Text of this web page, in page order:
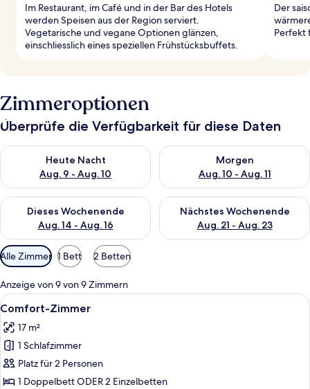
Im Restaurant, im Café und in der Bar des Hotels
werden Speisen aus der Region serviert.
Vegetarische und vegane Optionen glänzen,
einschliesslich eines speziellen Frühstücksbuffets.
Der
Perfekt
Zimmeroptionen
Überprüfe die Verfügbarkeit für diese Daten
Heute Nacht
Aug. 9 - Aug. 10
Überprüfe die Verfügbarkeit für heute Nacht, Aug. 9 - Aug.
Morgen
Aug. 10 - Aug. 11
Überprüfe die Verfügbarkeit
Dieses Wochenende
Aug. 14 - Aug. 16
Überprüfe die Verfügbarkeit für dieses Wochenende, Aug. 14
Nächstes Wochenende
Aug. 21 - Aug. 23
Überprüfe die Verfügbarkeit
Verfügbare
Filter
für
Zimmer
Alle Zimmer 1 Bett 2 Betten
Anzeige von 9 von 9 Zimmern
Alle
Fotos
für
Comfort-
Zimmer
anzeigen
Ein modernes Hotelzimmer mit
7
Comfort-Zimmer
17 m²
1 Schlafzimmer
Platz für 2 Personen
1 Doppelbett ODER 2 Einzelbetten